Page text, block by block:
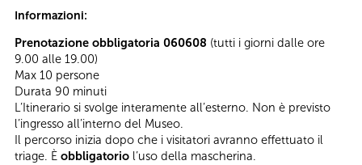
Informazioni:
Prenotazione obbligatoria 060608 (tutti i giorni dalle ore
9.00 alle 19.00)
Max 10 persone
Durata 90 minuti
L’Itinerario si svolge interamente all’esterno. Non è previsto
l’ingresso all’interno del Museo.
Il percorso inizia dopo che i visitatori avranno effettuato il
triage. È obbligatorio l’uso della mascherina.